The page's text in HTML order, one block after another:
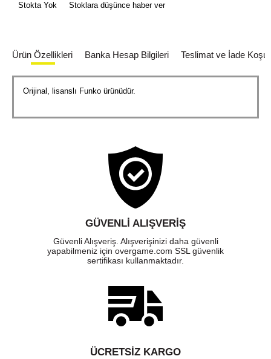
Stokta Yok Stoklara düşünce haber ver
Ürün Özellikleri Banka Hesap Bilgileri Teslimat ve İade
Orijinal, lisanslı Funko ürünüdür.
GÜVENLI ALIŞVERIŞ
Güvenli Alışveriş. Alışverişinizi daha güvenli
yapabilmeniz için overgame.com SSL güvenlik
sertifikası kullanmaktadır.
ÜCRETSIZ KARGO